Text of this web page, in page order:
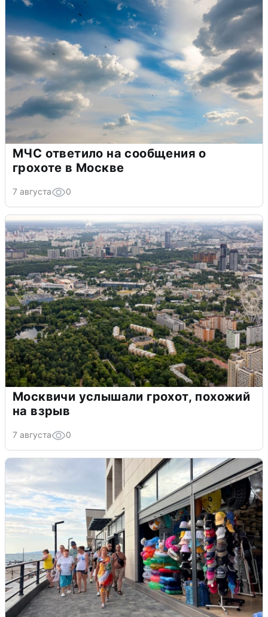
МЧС ответило на сообщения о
грохоте в Москве
7 августа 0
Москвичи услышали грохот, похожий
на взрыв
7 августа 0